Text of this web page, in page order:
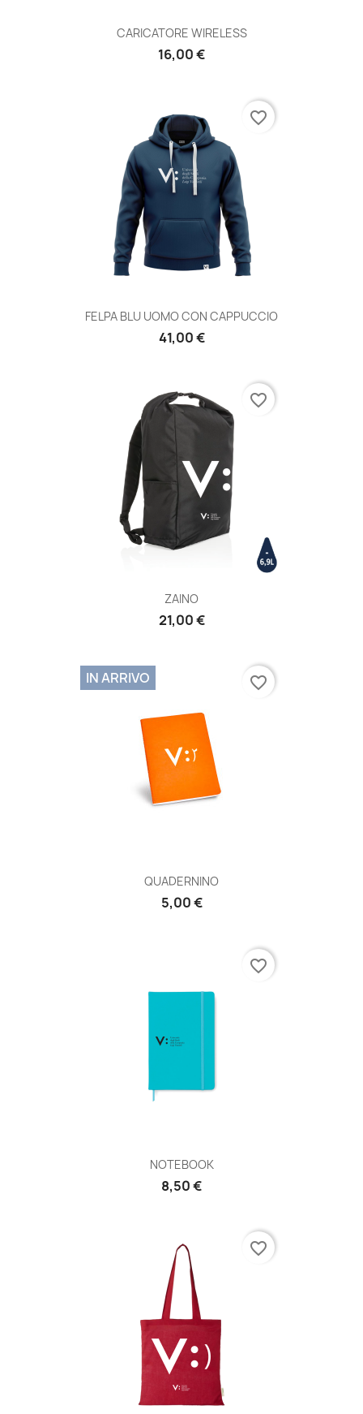
CARICATORE WIRELESS
16,00 €
FELPA BLU UOMO CON CAPPUCCIO
41,00 €
favorite_border
ZAINO
21,00 €
favorite_border
QUADERNINO
5,00 €
IN ARRIVO favorite_border
NOTEBOOK
8,50 €
favorite_border
favorite_border